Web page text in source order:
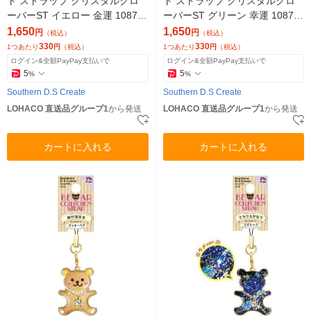
ーバーST イエロー 金運 10873
1セット(5個)（直送品）
1,650円 （税込）
1つあたり330円 （税込）
ログイン&全額PayPay支払いで
5%
Southern D.S Create
LOHACO 直送品グループ1から発送
カートに入れる
ーバーST グリーン 幸運 10875
1セット(5個)（直送品）
1,650円 （税込）
1つあたり330円 （税込）
ログイン&全額PayPay支払いで
5%
Southern D.S Create
LOHACO 直送品グループ1から発送
カートに入れる